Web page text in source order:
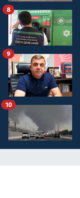
8
9
10